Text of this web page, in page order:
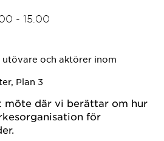
- 15.00
och aktörer inom
Plan 3
där vi berättar om hur
för